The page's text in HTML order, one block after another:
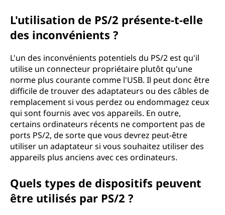
L'utilisation de PS/2 présente-t-elle
des inconvénients ?
L'un des inconvénients potentiels du PS/2 est qu'il
utilise un connecteur propriétaire plutôt qu'une
norme plus courante comme l'USB. Il peut donc être
difficile de trouver des adaptateurs ou des câbles de
remplacement si vous perdez ou endommagez ceux
qui sont fournis avec vos appareils. En outre,
certains ordinateurs récents ne comportent pas de
ports PS/2, de sorte que vous devrez peut-être
utiliser un adaptateur si vous souhaitez utiliser des
appareils plus anciens avec ces ordinateurs.
Quels types de dispositifs peuvent
être utilisés par PS/2 ?